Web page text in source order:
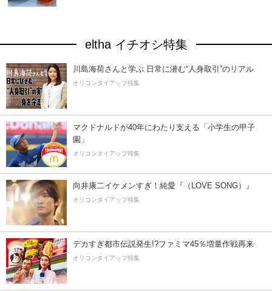
eltha イチオシ特集
川島海荷さんと学ぶ 日常に潜む“人身取引”のリアル
オリコンタイアップ特集
マクドナルドが40年にわたり支える「小学生の甲子
園」
オリコンタイアップ特集
向井康二イケメンすぎ！純愛『（LOVE SONG）』
オリコンタイアップ特集
デカすぎ都市伝説発生!?ファミマ45％増量作戦再来
オリコンタイアップ特集